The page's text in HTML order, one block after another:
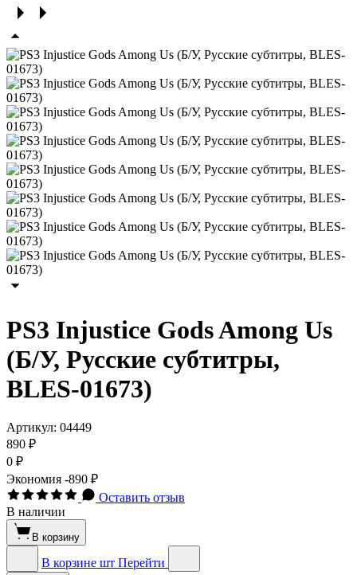
PS3 Injustice Gods Among Us
(Б/У, Русские субтитры,
BLES-01673)
Артикул: 04449
890 ₽
0 ₽
Экономия -890 ₽
Оставить отзыв
В наличии
В корзину
В корзине шт Перейти